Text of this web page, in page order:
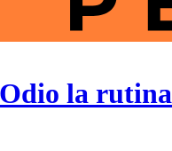
la rutina